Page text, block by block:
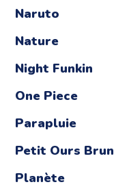
Naruto
Nature
Night Funkin
One Piece
Parapluie
Petit Ours Brun
Planète